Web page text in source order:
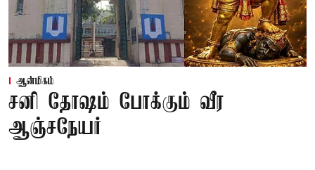
ஆன்மிகம்
சனி தோஷம் போக்கும் வீர
ஆஞ்சநேயர்